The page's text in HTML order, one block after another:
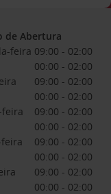
de Abertura
feira 09:00 - 02:00
00:00 - 02:00
09:00 - 02:00
00:00 - 02:00
09:00 - 02:00
00:00 - 02:00
09:00 - 02:00
00:00 - 02:00
09:00 - 02:00
00:00 - 02:00